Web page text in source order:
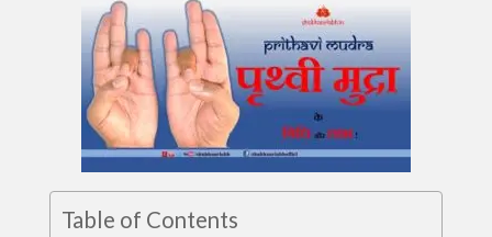
Table of Contents